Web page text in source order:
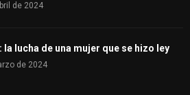
de 2024
la lucha de una mujer que se hizo ley
de 2024